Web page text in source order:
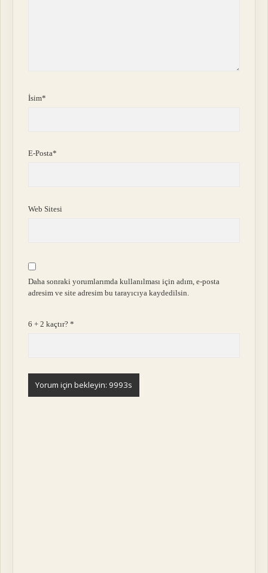
İsim*
E-Posta*
Web Sitesi
Daha sonraki yorumlarımda kullanılması için adım, e-posta
adresim ve site adresim bu tarayıcıya kaydedilsin.
6 + 2 kaçtır?*